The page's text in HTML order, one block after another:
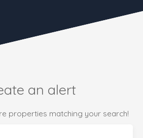
an alert
properties matching your search!